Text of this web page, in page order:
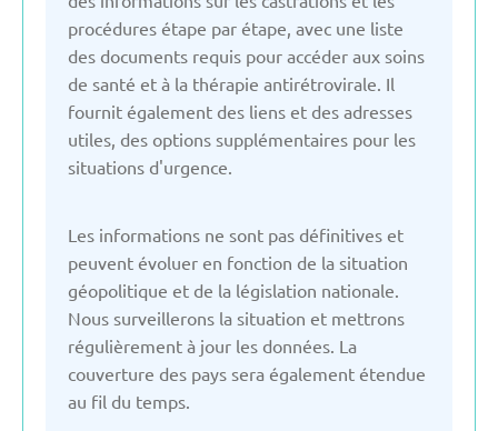
procédures étape par étape, avec une liste
des documents requis pour accéder aux soins
de santé et à la thérapie antirétrovirale. Il
fournit également des liens et des adresses
utiles, des options supplémentaires pour les
situations d'urgence.
Les informations ne sont pas définitives et
peuvent évoluer en fonction de la situation
géopolitique et de la législation nationale.
Nous surveillerons la situation et mettrons
régulièrement à jour les données. La
couverture des pays sera également étendue
au fil du temps.
France
Fédération Russe
Géorgie
Italie
Kirghizistan
La slovaquie